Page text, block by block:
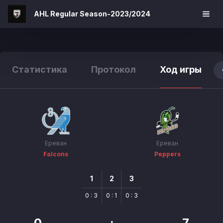
AHL Regular Season-2023/2024
Статистика Протокол Ход игры
Ереван
Falcons
Ереван
Peppers
1
0 : 3
2
0 : 1
3
0 : 3